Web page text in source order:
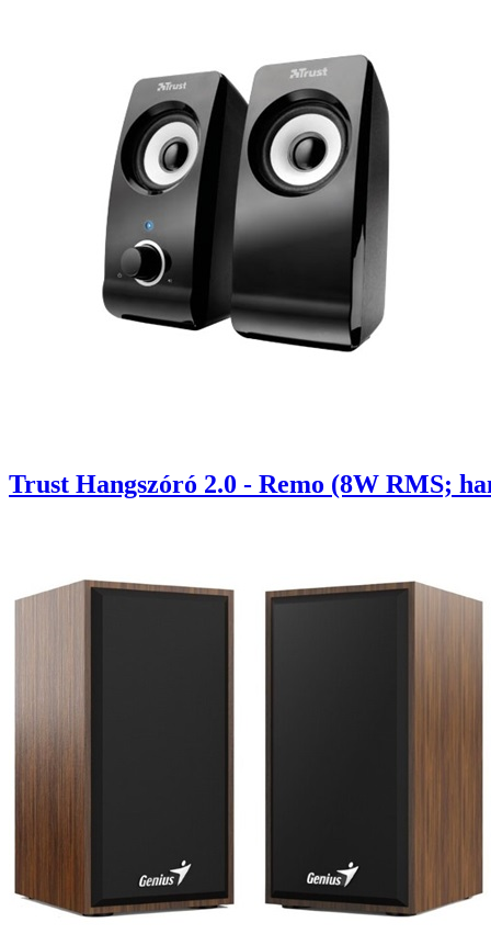
Trust Hangszóró 2.0 - Remo (8W RMS;